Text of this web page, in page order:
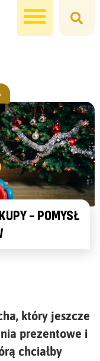
– POMYSŁ
który jeszcze
prezentowe i
chciałby